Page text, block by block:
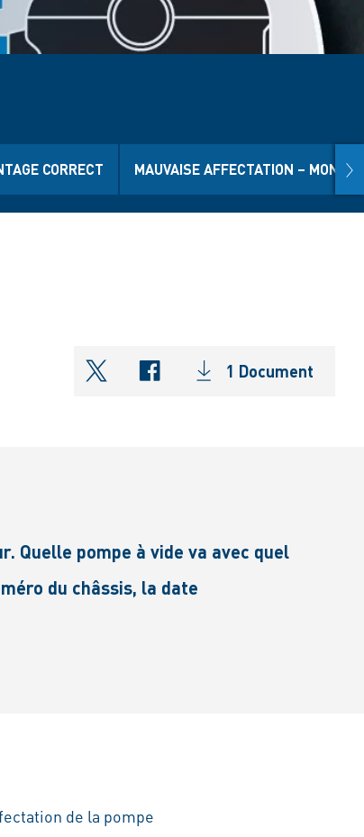
CORRECT MAUVAISE AFFECTATION –
shareOntwitter
shareOnfacebook
1 Document
Quelle pompe à vide va avec quel
du châssis, la date
de la pompe